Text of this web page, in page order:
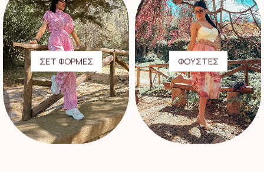
ΣΕΤ ΦΟΡΜΕΣ ΦΟΥΣΤΕΣ